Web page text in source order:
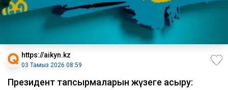
https://aikyn.kz
03 Тамыз 2026 08:59
Президент тапсырмаларын жүзеге асыру: